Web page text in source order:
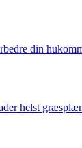
din
helst